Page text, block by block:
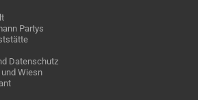
Partys
Datenschutz
Wiesn